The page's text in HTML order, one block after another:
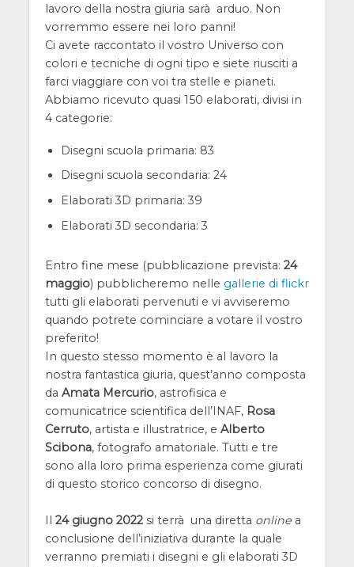
lavoro della nostra giuria sarà arduo. Non
vorremmo essere nei loro panni!
Ci avete raccontato il vostro Universo con
colori e tecniche di ogni tipo e siete riusciti a
farci viaggiare con voi tra stelle e pianeti.
Abbiamo ricevuto quasi 150 elaborati, divisi in
4 categorie:
Disegni scuola primaria: 83
Disegni scuola secondaria: 24
Elaborati 3D primaria: 39
Elaborati 3D secondaria: 3
Entro fine mese (pubblicazione prevista: 24
maggio) pubblicheremo nelle gallerie di flickr
tutti gli elaborati pervenuti e vi avviseremo
quando potrete cominciare a votare il vostro
preferito!
In questo stesso momento è al lavoro la
nostra fantastica giuria, quest’anno composta
da Amata Mercurio, astrofisica e
comunicatrice scientifica dell’INAF, Rosa
Cerruto, artista e illustratrice, e Alberto
Scibona, fotografo amatoriale. Tutti e tre
sono alla loro prima esperienza come giurati
di questo storico concorso di disegno.
Il 24 giugno 2022si terrà una diretta onlinea
conclusione dell’iniziativa durante la quale
verranno premiati i disegni e gli elaborati 3D